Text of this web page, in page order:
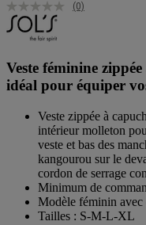
(0)
Veste féminine
idéal pour équiper
Veste zippée à
intérieur molleton
veste et bas des
kangourou sur le
cordon de serrage
Minimum de
Modèle féminin avec
Tailles : S-M-L-XL